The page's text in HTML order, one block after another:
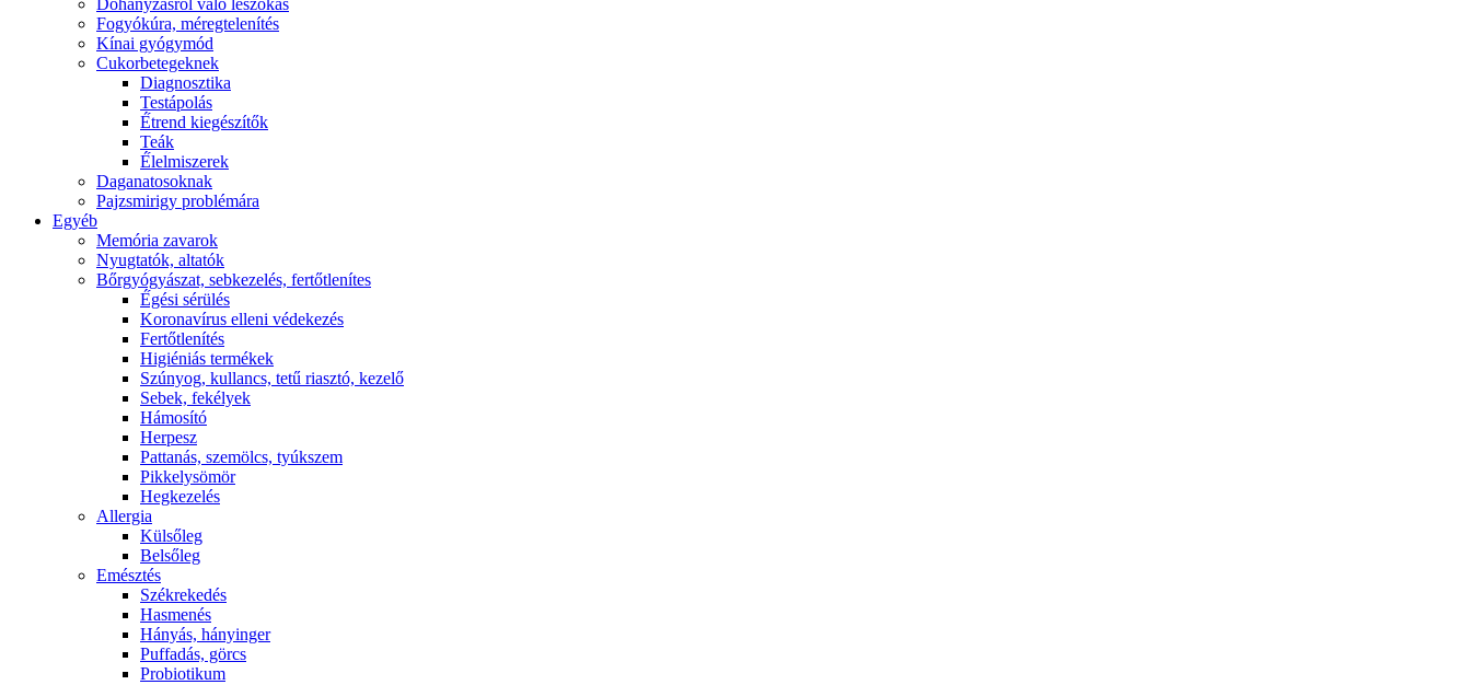
Dohányzásról való leszokás
Fogyókúra, méregtelenítés
Kínai gyógymód
Cukorbetegeknek
Diagnosztika
Testápolás
É́trend kiegészítők
Teák
É́lelmiszerek
Daganatosoknak
Pajzsmirigy problémára
Egyéb
Memória zavarok
Nyugtatók, altatók
Bőrgyógyászat, sebkezelés, fertőtlenítes
É́gési sérülés
Koronavírus elleni védekezés
Fertőtlenítés
Higiéniás termékek
Szúnyog, kullancs, tetű riasztó, kezelő
Sebek, fekélyek
Hámosító
Herpesz
Pattanás, szemölcs, tyúkszem
Pikkelysömör
Hegkezelés
Allergia
Külsőleg
Belsőleg
Emésztés
Székrekedés
Hasmenés
Hányás, hányinger
Puffadás, görcs
Probiotikum